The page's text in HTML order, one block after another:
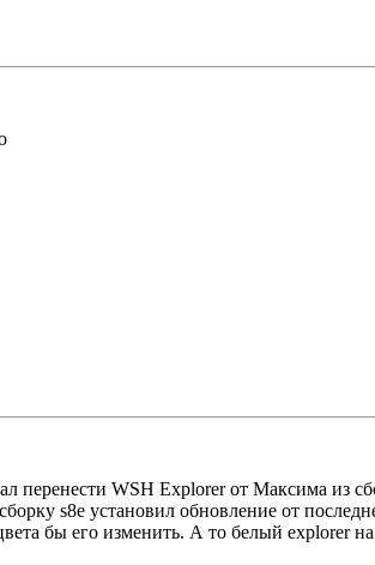
WSH Explorer от Максима из
s8e установил обновление от
бы его изменить. А то белый explorer